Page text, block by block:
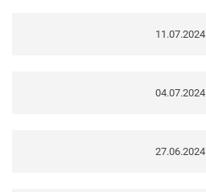
11.07.2024
04.07.2024
27.06.2024